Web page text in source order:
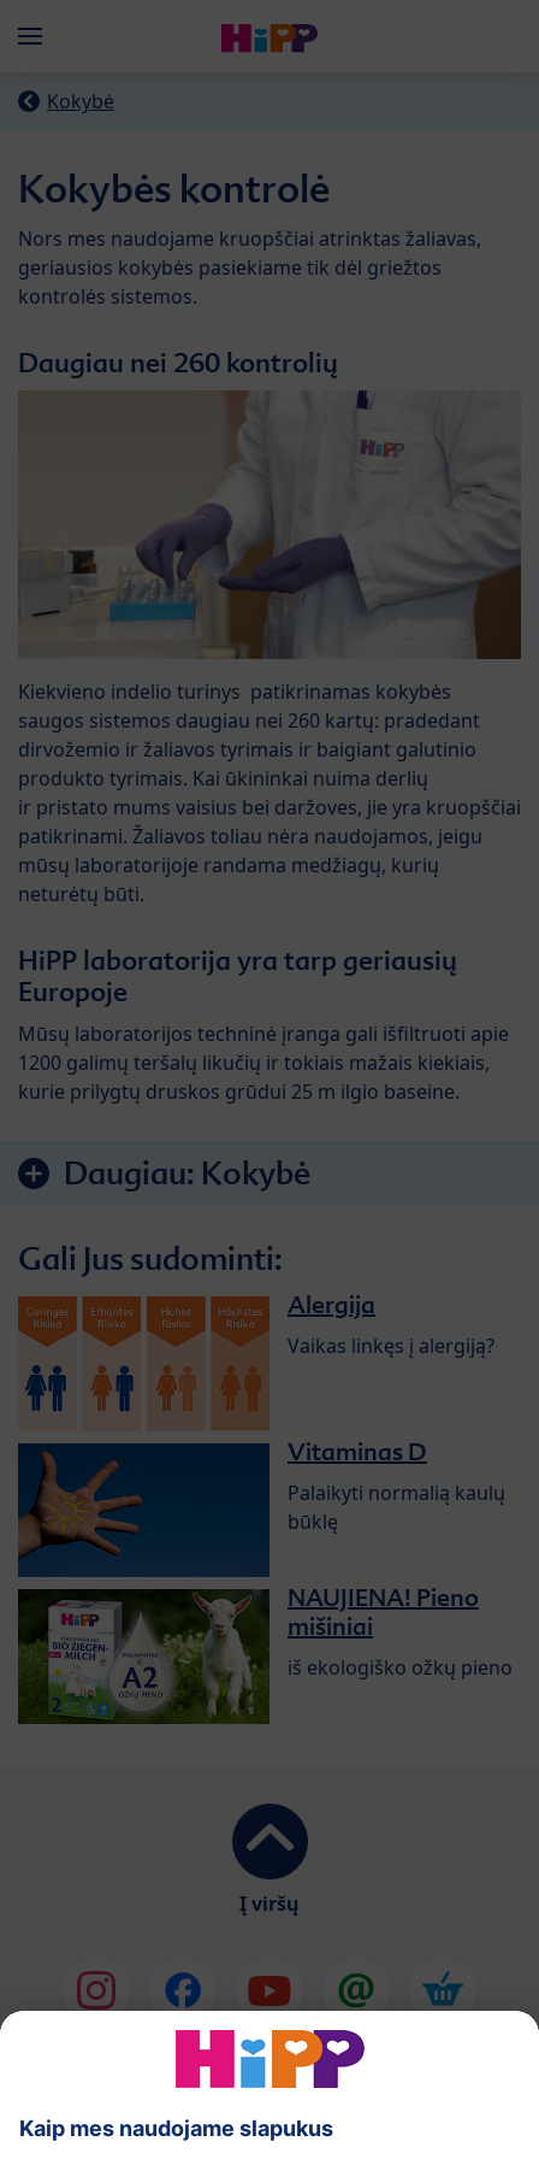
Menü
Kokybė
Kokybės kontrolė
Nors mes naudojame kruopščiai atrinktas žaliavas,
geriausios kokybės pasiekiame tik dėl griežtos
kontrolės sistemos.
Daugiau nei 260 kontrolių
Kiekvieno indelio turinys patikrinamas kokybės
saugos sistemos daugiau nei 260 kartų: pradedant
dirvožemio ir žaliavos tyrimais ir baigiant galutinio
produkto tyrimais. Kai ūkininkai nuima derlių
ir pristato mums vaisius bei daržoves, jie yra kruopščiai
patikrinami. Žaliavos toliau nėra naudojamos, jeigu
mūsų laboratorijoje randama medžiagų, kurių
neturėtų būti.
HiPP laboratorija yra tarp geriausių
Europoje
Mūsų laboratorijos techninė įranga gali išfiltruoti apie
1200 galimų teršalų likučių ir tokiais mažais kiekiais,
kurie prilygtų druskos grūdui 25 m ilgio baseine.
Daugiau: Kokybė
Gali Jus sudominti:
Alergija
Vaikas linkęs į alergiją?
Vitaminas D
Palaikyti normalią kaulų
būklę
NAUJIENA! Pieno
mišiniai
iš ekologiško ožkų pieno
Į viršų
HiPP Pieno mišiniai
HiPP Kūdikių maistas
Odos priežiūra
Nėštumas